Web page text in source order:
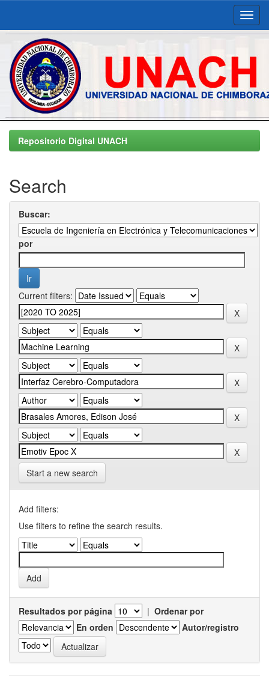
Skip
navigationRepositorio Digital UNACH
Search
Buscar:
por
Current filters:
Start a new search
Add filters:
Use filters to refine the search results.
Resultados por página | Ordenar por
En orden
Autor/registro